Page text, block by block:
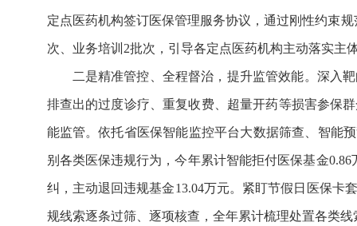
定点医药机构签订医保管理服务协议，通过刚性约束
次、业务培训2批次，引导各定点医药机构主动落实主
二是精准管控、全程督治，提升监管效能。深入
排查出的过度诊疗、重复收费、超量开药等损害参保
能监管。依托省医保智能监控平台大数据筛查、智能
别各类医保违规行为，今年累计智能拒付医保基金
纠，主动退回违规基金13.04万元。紧盯节假日医保卡
规线索逐条过筛、逐项核查，全年累计梳理处置各类线